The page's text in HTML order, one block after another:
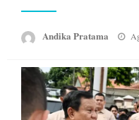
Andika Pratama